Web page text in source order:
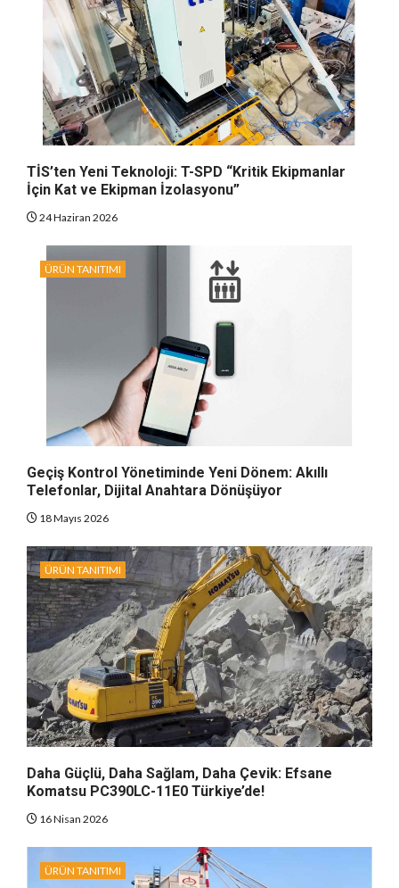
TİS’ten Yeni Teknoloji: T-SPD “Kritik Ekipmanlar
İçin Kat ve Ekipman İzolasyonu”
24 Haziran 2026
ÜRÜN TANITIMI
Geçiş Kontrol Yönetiminde Yeni Dönem: Akıllı
Telefonlar, Dijital Anahtara Dönüşüyor
18 Mayıs 2026
ÜRÜN TANITIMI
Daha Güçlü, Daha Sağlam, Daha Çevik: Efsane
Komatsu PC390LC-11E0 Türkiye’de!
16 Nisan 2026
ÜRÜN TANITIMI